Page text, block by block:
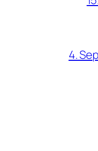
4.